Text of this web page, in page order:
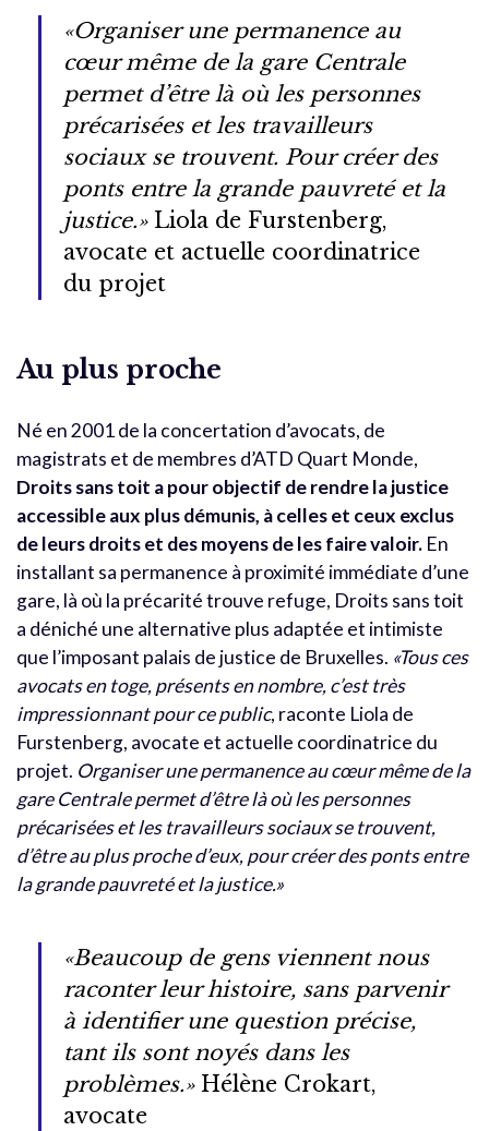
«Organiser une permanence au
cœur même de la gare Centrale
permet d’être là où les personnes
précarisées et les travailleurs
sociaux se trouvent. Pour créer des
ponts entre la grande pauvreté et la
justice.» Liola de Furstenberg,
avocate et actuelle coordinatrice
du projet
Au plus proche
Né en 2001 de la concertation d’avocats, de
magistrats et de membres d’ATD Quart Monde,
Droits sans toit a pour objectif de rendre la justice
accessible aux plus démunis, à celles et ceux exclus
de leurs droits et des moyens de les faire valoir. En
installant sa permanence à proximité immédiate d’une
gare, là où la précarité trouve refuge, Droits sans toit
a déniché une alternative plus adaptée et intimiste
que l’imposant palais de justice de Bruxelles. «Tous ces
avocats en toge, présents en nombre, c’est très
impressionnant pour ce public, raconte Liola de
Furstenberg, avocate et actuelle coordinatrice du
projet. Organiser une permanence au cœur même de la
gare Centrale permet d’être là où les personnes
précarisées et les travailleurs sociaux se trouvent,
d’être au plus proche d’eux, pour créer des ponts entre
la grande pauvreté et la justice.»
«Beaucoup de gens viennent nous
raconter leur histoire, sans parvenir
à identifier une question précise,
tant ils sont noyés dans les
problèmes.» Hélène Crokart,
avocate